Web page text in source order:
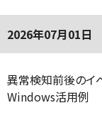
2026年07月01日
異常検知前後のイ
Windows活用例